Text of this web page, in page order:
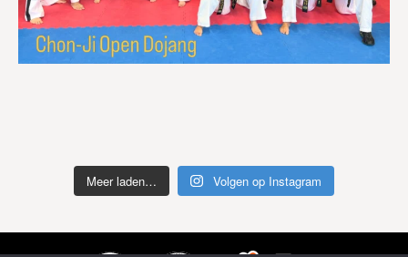
Meer laden… Volgen op Instagram